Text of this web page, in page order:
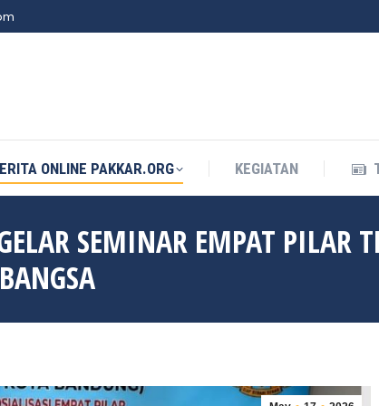
ONLINE PAKKAR.ORG KEGIATAN
SEMINAR EMPAT PILAR
ONLINE PAKKAR.ORG KEGIATAN